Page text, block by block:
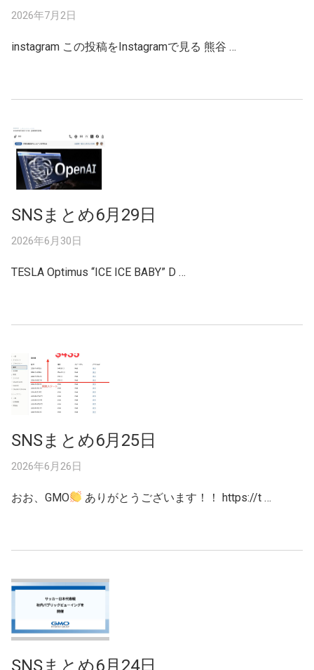
2026年7月2日
instagram この投稿をInstagramで見る 熊谷 …
SNSまとめ6月29日
2026年6月30日
TESLA Optimus “ICE ICE BABY” D …
SNSまとめ6月25日
2026年6月26日
おお、GMO ありがとうございます！！ https://t …
SNSまとめ6月24日